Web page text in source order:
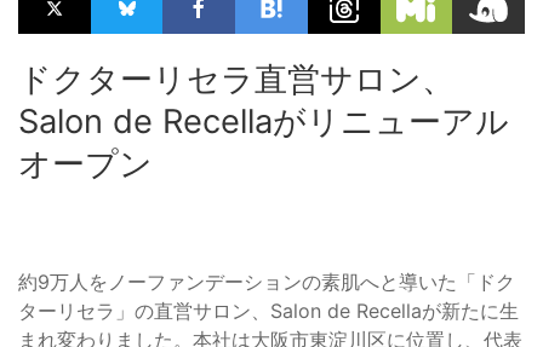
ドクターリセラ直営サロン、
Salon de Recellaがリニューアル
オープン
約9万人をノーファンデーションの素肌へと導いた「ドク
ターリセラ」の直営サロン、Salon de Recellaが新たに生
まれ変わりました。本社は大阪市東淀川区に位置し、代表